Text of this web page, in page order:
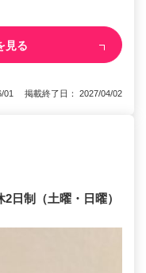
見る
01 掲載終了日： 2027/04/02
制（土曜・日曜）